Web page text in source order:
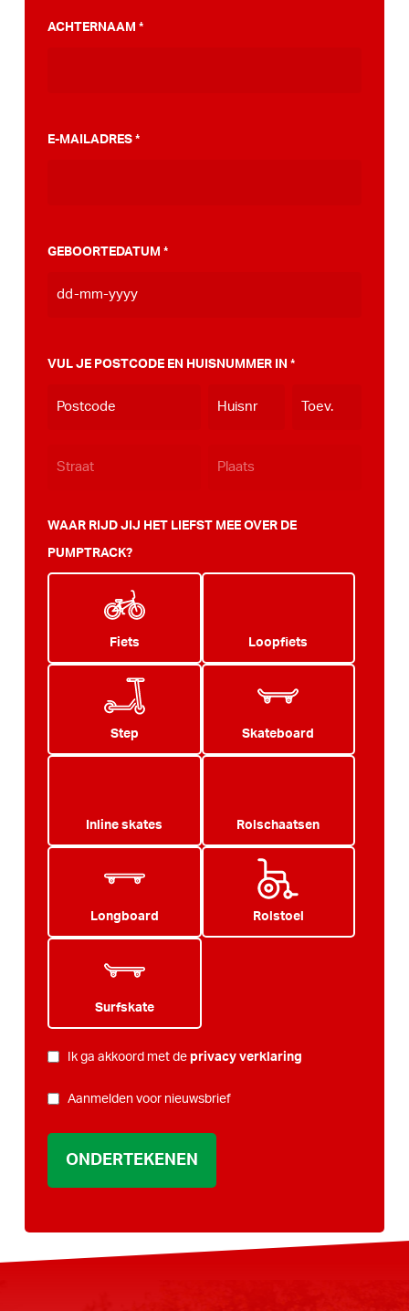
ACHTERNAAM *
E-MAILADRES *
GEBOORTEDATUM *
MM
JJJJ
VUL JE POSTCODE EN HUISNUMMER IN *
WAAR RIJD JIJ HET LIEFST MEE OVER DE
PUMPTRACK?
Fiets Loopfiets
Step Skateboard
Inline skates Rolschaatsen
Longboard Rolstoel
Surfskate
PRIVACYIk ga akkoord met de privacy verklaring
NIEUWSBRIEF
Aanmelden voor nieuwsbrief